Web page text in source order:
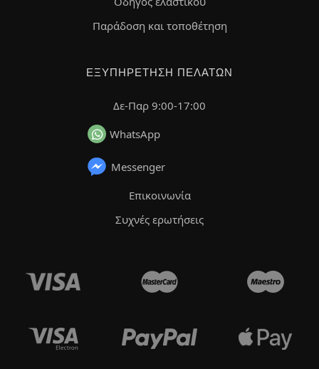
Παράδοση και τοποθέτηση
ΕΞΥΠΗΡΈΤΗΣΗ ΠΕΛΑΤΏΝ
Δε-Παρ 9:00-17:00
WhatsApp
Messenger
Επικοινωνία
Συχνές ερωτήσεις